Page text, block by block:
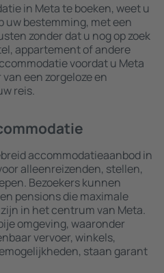
in Meta te boeken, weet u
uw bestemming, met een
zonder dat u nog op zoek
appartement of andere
voordat u Meta
een zorgeloze en
reis.
accommodatieaanbod in
alleenreizenden, stellen,
Bezoekers kunnen
pensions die maximale
in het centrum van Meta.
omgeving, waaronder
vervoer, winkels,
staan garant